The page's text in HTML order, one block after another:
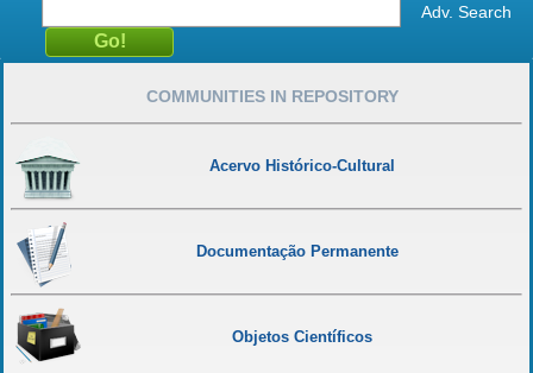
Adv. Search
COMMUNITIES IN REPOSITORY
Acervo Histórico-Cultural
Documentação Permanente
Objetos Científicos